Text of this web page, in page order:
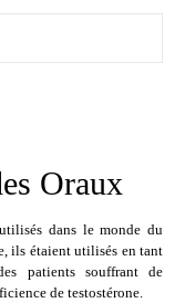
Oraux
dans le monde du
ils étaient utilisés en tant
patients souffrant de
de testostérone.